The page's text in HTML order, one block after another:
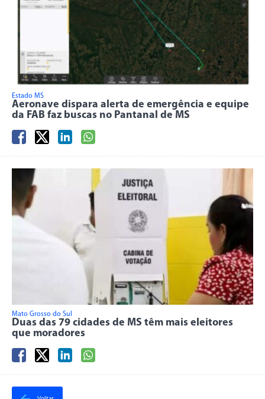
Estado MS
Aeronave dispara alerta de emergência e equipe
da FAB faz buscas no Pantanal de MS
Mato Grosso do Sul
Duas das 79 cidades de MS têm mais eleitores
que moradores